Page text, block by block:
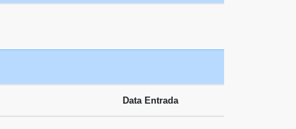
Data Entrada